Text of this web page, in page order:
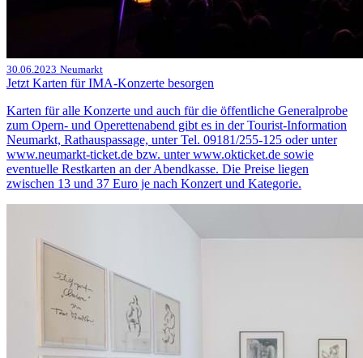
30.06.2023 Neumarkt
Jetzt Karten für IMA-Konzerte besorgen
Karten für alle Konzerte und auch für die öffentliche Generalprobe
zum Opern- und Operettenabend gibt es in der Tourist-Information
Neumarkt, Rathauspassage, unter Tel. 09181/255-125 oder unter
www.neumarkt-ticket.de bzw. unter www.okticket.de sowie
eventuelle Restkarten an der Abendkasse. Die Preise liegen
zwischen 13 und 37 Euro je nach Konzert und Kategorie.